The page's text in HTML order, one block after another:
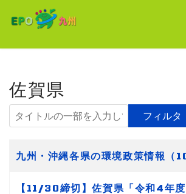
佐賀県
タイトルの一部を入力してください
フィルタ
タイトル
九州・沖縄各県の環境政策情報（
【11/30締切】佐賀県「令和4年